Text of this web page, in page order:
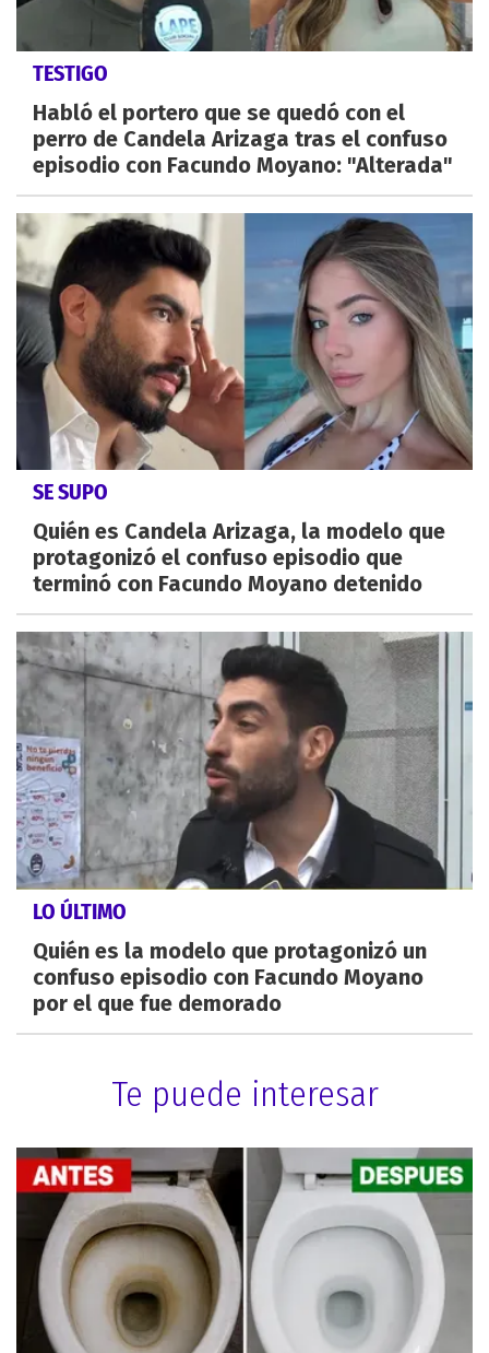
TESTIGO
Habló el portero que se quedó con el
perro de Candela Arizaga tras el confuso
episodio con Facundo Moyano: "Alterada"
SE SUPO
Quién es Candela Arizaga, la modelo que
protagonizó el confuso episodio que
terminó con Facundo Moyano detenido
LO ÚLTIMO
Quién es la modelo que protagonizó un
confuso episodio con Facundo Moyano
por el que fue demorado
Te puede interesar